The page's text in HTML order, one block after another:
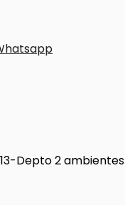
Depto 2 ambientes